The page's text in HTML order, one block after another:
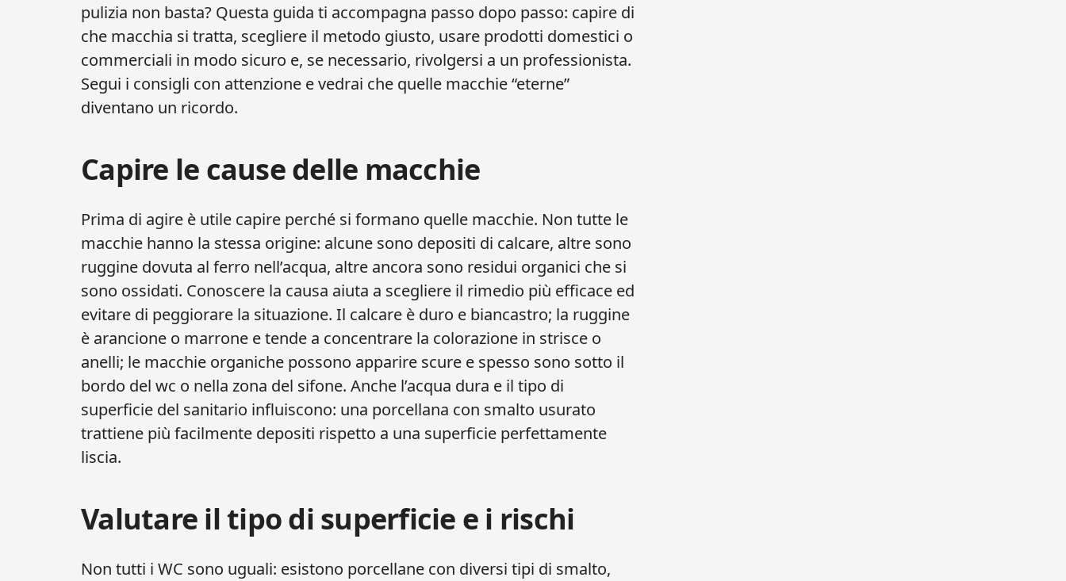
pulizia non basta? Questa guida ti accompagna passo dopo passo: capire di
che macchia si tratta, scegliere il metodo giusto, usare prodotti domestici o
commerciali in modo sicuro e, se necessario, rivolgersi a un professionista.
Segui i consigli con attenzione e vedrai che quelle macchie “eterne”
diventano un ricordo.
Capire le cause delle macchie
Prima di agire è utile capire perché si formano quelle macchie. Non tutte le
macchie hanno la stessa origine: alcune sono depositi di calcare, altre sono
ruggine dovuta al ferro nell’acqua, altre ancora sono residui organici che si
sono ossidati. Conoscere la causa aiuta a scegliere il rimedio più efficace ed
evitare di peggiorare la situazione. Il calcare è duro e biancastro; la ruggine
è arancione o marrone e tende a concentrare la colorazione in strisce o
anelli; le macchie organiche possono apparire scure e spesso sono sotto il
bordo del wc o nella zona del sifone. Anche l’acqua dura e il tipo di
superficie del sanitario influiscono: una porcellana con smalto usurato
trattiene più facilmente depositi rispetto a una superficie perfettamente
liscia.
Valutare il tipo di superficie e i rischi
Non tutti i WC sono uguali: esistono porcellane con diversi tipi di smalto,